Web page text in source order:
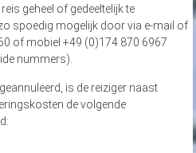
geheel of gedeeltelijk te
spoedig mogelijk door via e-mail of
of mobiel +49 (0)174 870 6967
nummers).
is de reiziger naast
de volgende